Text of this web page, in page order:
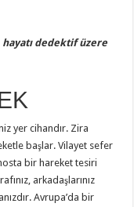
hayatı dedektif üzere
yer cihandır. Zira
başlar. Vilayet sefer
bir hareket tesiri
arkadaşlarınız
Avrupa’da bir